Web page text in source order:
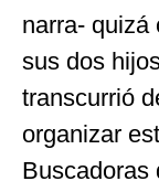
narra- quizá
sus dos
transcurrió
organizar
Buscadoras